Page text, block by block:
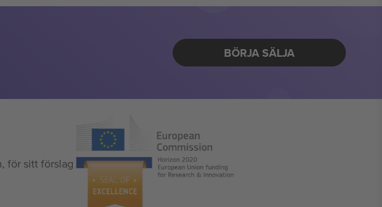
BÖRJA SÄLJA
för sitt förslag